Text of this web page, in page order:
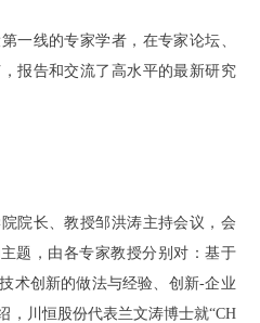
一线的专家学者，在专家论坛、
报告和交流了高水平的最新研究
院长、教授邹洪涛主持会议，会
题，由各专家教授分别对：基于
术创新的做法与经验、创新-企业
，川恒股份代表兰文涛博士就“CH